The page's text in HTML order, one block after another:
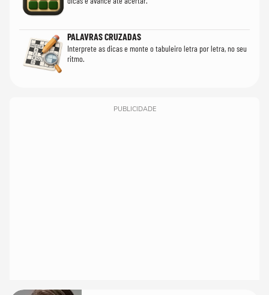
PALAVRAS CRUZADAS
Interprete as dicas e monte o tabuleiro letra por letra, no seu
ritmo.
PUBLICIDADE